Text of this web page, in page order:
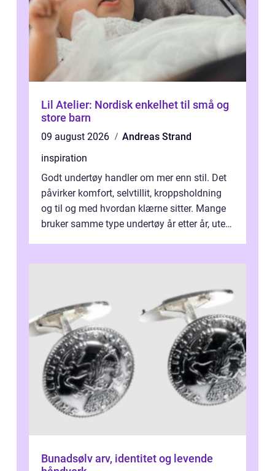
Lil Atelier: Nordisk enkelhet til små og
store barn
09 august 2026
Andreas Strand
inspiration
Godt undertøy handler om mer enn stil. Det
påvirker komfort, selvtillit, kroppsholdning
og til og med hvordan klærne sitter. Mange
bruker samme type undertøy år etter år, uten
Bunadsølv arv, identitet og levende